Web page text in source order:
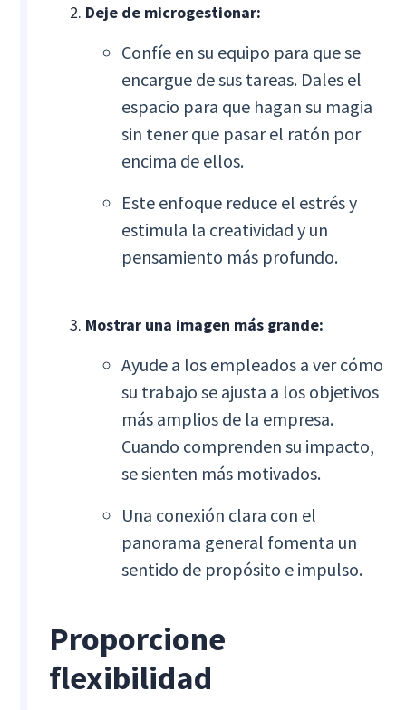
Deje de microgestionar:
Confíe en su equipo para que se
encargue de sus tareas. Dales el
espacio para que hagan su magia
sin tener que pasar el ratón por
encima de ellos.
Este enfoque reduce el estrés y
estimula la creatividad y un
pensamiento más profundo.
Mostrar una imagen más grande:
Ayude a los empleados a ver cómo
su trabajo se ajusta a los objetivos
más amplios de la empresa.
Cuando comprenden su impacto,
se sienten más motivados.
Una conexión clara con el
panorama general fomenta un
sentido de propósito e impulso.
Proporcione
flexibilidad